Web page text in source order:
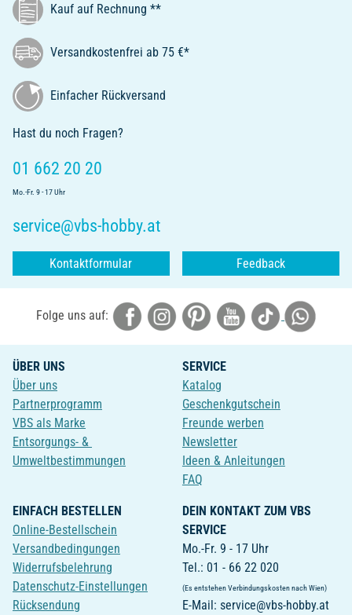
Kauf auf Rechnung **
Versandkostenfrei ab 75 €*
Einfacher Rückversand
Hast du noch Fragen?
01 662 20 20
Mo.-Fr. 9 - 17 Uhr
service@vbs-hobby.at
Kontaktformular Feedback
Folge uns auf:
ÜBER UNS
Über uns
Partnerprogramm
VBS als Marke
Entsorgungs- &
Umweltbestimmungen
SERVICE
Katalog
Geschenkgutschein
Freunde werben
Newsletter
Ideen & Anleitungen
FAQ
EINFACH BESTELLEN
Online-Bestellschein
Versandbedingungen
Widerrufsbelehrung
Datenschutz-Einstellungen
Rücksendung
DEIN KONTAKT ZUM VBS
SERVICE
Mo.-Fr. 9 - 17 Uhr
Tel.: 01 - 66 22 020
(Es entstehen Verbindungskosten nach Wien)
E-Mail: service@vbs-hobby.at